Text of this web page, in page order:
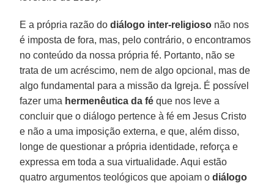
E a própria razão dodiálogo inter-religioso não nos
é imposta de fora, mas, pelo contrário, o encontramos
no conteúdo da nossa própria fé. Portanto, não se
trata de um acréscimo, nem de algo opcional, mas de
algo fundamental para a missão da Igreja. É possível
fazer uma hermenêutica da fé que nos leve a
concluir que o diálogo pertence à fé em Jesus Cristo
e não a uma imposição externa, e que, além disso,
longe de questionar a própria identidade, reforça e
expressa em toda a sua virtualidade. Aqui estão
quatro argumentos teológicos que apoiam odiálogo